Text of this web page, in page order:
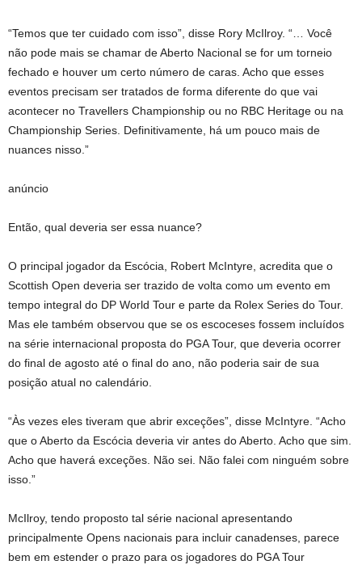
“Temos que ter cuidado com isso”, disse Rory McIlroy. “… Você
não pode mais se chamar de Aberto Nacional se for um torneio
fechado e houver um certo número de caras. Acho que esses
eventos precisam ser tratados de forma diferente do que vai
acontecer no Travellers Championship ou no RBC Heritage ou na
Championship Series. Definitivamente, há um pouco mais de
nuances nisso.”
anúncio
Então, qual deveria ser essa nuance?
O principal jogador da Escócia, Robert McIntyre, acredita que o
Scottish Open deveria ser trazido de volta como um evento em
tempo integral do DP World Tour e parte da Rolex Series do Tour.
Mas ele também observou que se os escoceses fossem incluídos
na série internacional proposta do PGA Tour, que deveria ocorrer
do final de agosto até o final do ano, não poderia sair de sua
posição atual no calendário.
“Às vezes eles tiveram que abrir exceções”, disse McIntyre. “Acho
que o Aberto da Escócia deveria vir antes do Aberto. Acho que sim.
Acho que haverá exceções. Não sei. Não falei com ninguém sobre
isso.”
McIlroy, tendo proposto tal série nacional apresentando
principalmente Opens nacionais para incluir canadenses, parece
bem em estender o prazo para os jogadores do PGA Tour